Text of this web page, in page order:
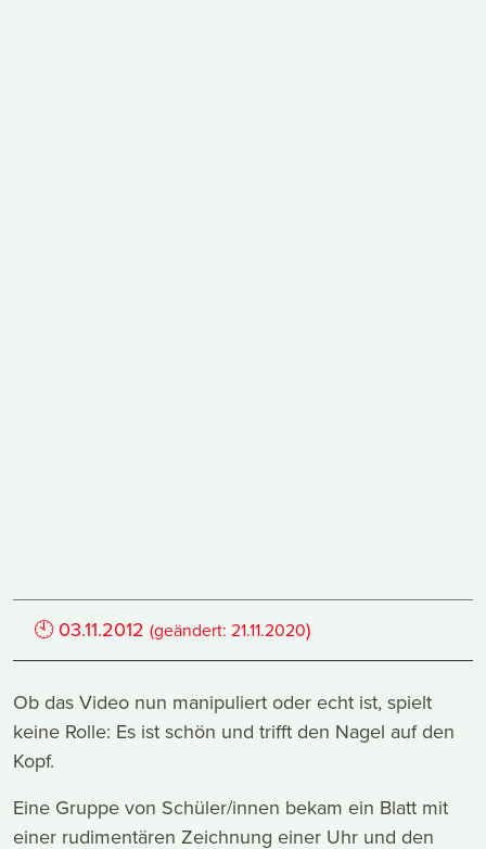
🕙 03.11.2012 (geändert:21.11.2020)
Ob das Video nun manipuliert oder echt ist, spielt
keine Rolle: Es ist schön und trifft den Nagel auf den
Kopf.
Eine Gruppe von Schüler/innen bekam ein Blatt mit
einer rudimentären Zeichnung einer Uhr und den